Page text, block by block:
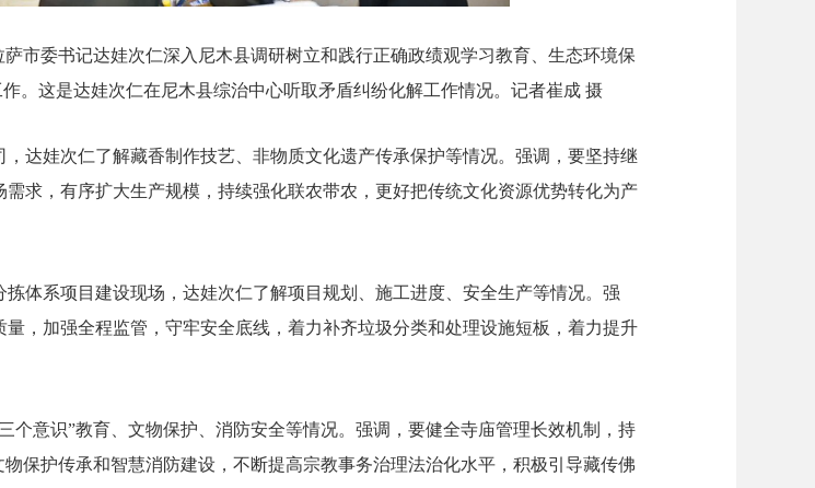
市委书记达娃次仁深入尼木县调研树立和践行正确政绩观学习教育、生态环境保
。这是达娃次仁在尼木县综治中心听取矛盾纠纷化解工作情况。记者崔成 摄
达娃次仁了解藏香制作技艺、非物质文化遗产传承保护等情况。强调，要坚持继
求，有序扩大生产规模，持续强化联农带农，更好把传统文化资源优势转化为产
体系项目建设现场，达娃次仁了解项目规划、施工进度、安全生产等情况。强
，加强全程监管，守牢安全底线，着力补齐垃圾分类和处理设施短板，着力提升
个意识”教育、文物保护、消防安全等情况。强调，要健全寺庙管理长效机制，持
保护传承和智慧消防建设，不断提高宗教事务治理法治化水平，积极引导藏传佛